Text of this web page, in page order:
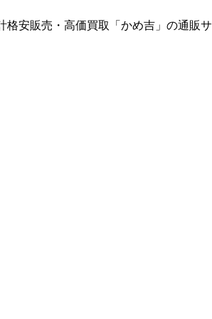
安販売・高価買取「かめ吉」の通販